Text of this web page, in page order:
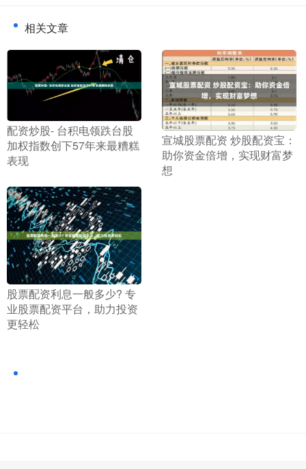
相关文章
​配资炒股- 台积电领跌台股
加权指数创下57年来最糟糕
表现
​宣城股票配资 炒股配资宝：
助你资金倍增，实现财富梦
想
​股票配资利息一般多少? 专
业股票配资平台，助力投资
更轻松